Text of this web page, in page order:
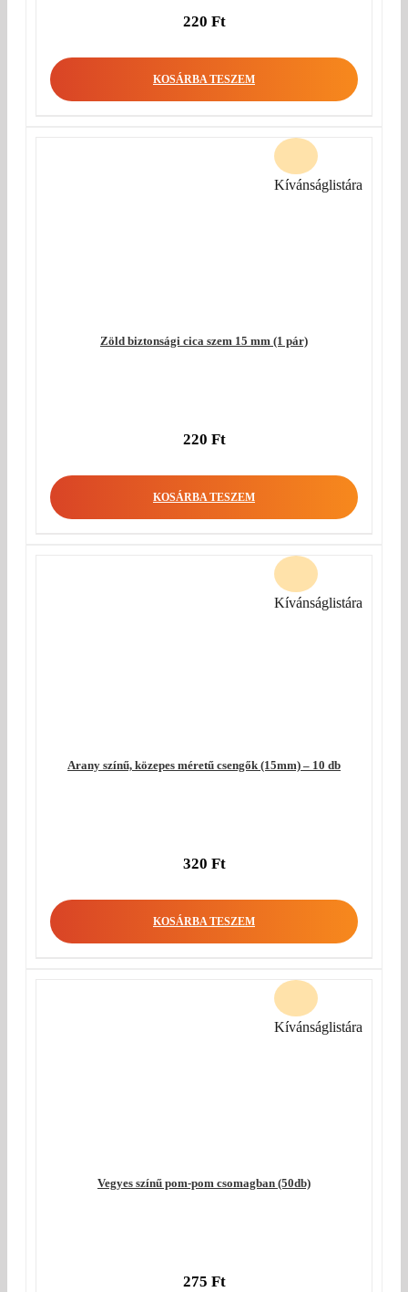
220 Ft
KOSÁRBA TESZEM
Zöld biztonsági cica szem 15 mm (1 pár)
220 Ft
KOSÁRBA TESZEM
Kívánságlistára
Arany színű, közepes méretű csengők (15mm) – 10 db
320 Ft
KOSÁRBA TESZEM
Kívánságlistára
Vegyes színű pom-pom csomagban (50db)
275 Ft
Kívánságlistára